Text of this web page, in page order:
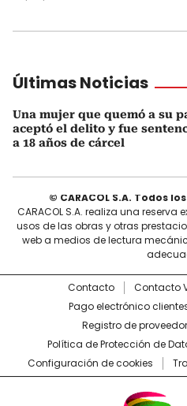
Últimas Noticias
Una mujer que quemó a su
aceptó el delito y fue
a 18 años de cárcel
© CARACOL S.A. Todos
CARACOL S.A. realiza una
usos de las obras y otras
web a medios de lectura
Contacto Contacto
Pago electrónico
Registro de
Política de Protección de
Configuración de cookies